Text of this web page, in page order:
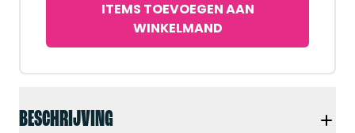
BESCHRIJVING
ITEMS TOEVOEGEN AAN
WINKELMAND